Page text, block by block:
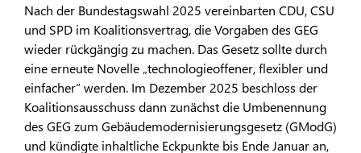
Nach der Bundestagswahl 2025 vereinbarten CDU, CSU
und SPD im Koalitionsvertrag, die Vorgaben des GEG
wieder rückgängig zu machen. Das Gesetz sollte durch
eine erneute Novelle „technologieoffener, flexibler und
einfacher“ werden. Im Dezember 2025 beschloss der
Koalitionsausschuss dann zunächst die Umbenennung
des GEG zum Gebäudemodernisierungsgesetz (GModG)
und kündigte inhaltliche Eckpunkte bis Ende Januar an,